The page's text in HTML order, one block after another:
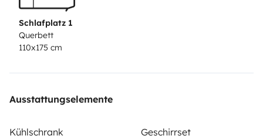
Schlafplatz 1
Querbett
110x175 cm
Ausstattungselemente
Kühlschrank
Geschirrset